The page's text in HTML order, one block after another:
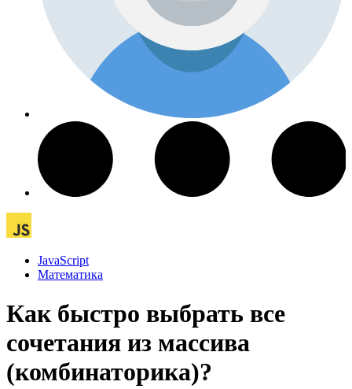
JavaScript
Математика
Как быстро выбрать все
сочетания из массива
(комбинаторика)?